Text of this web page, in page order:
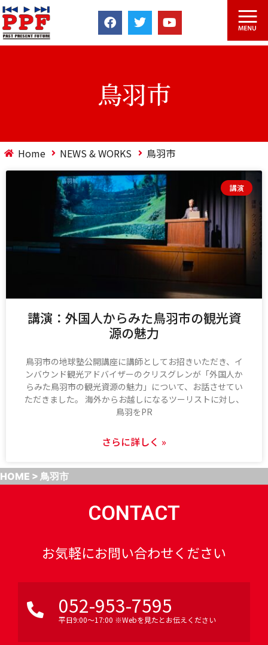
鳥羽市
Home NEWS & WORKS 鳥羽市
講演
講演：外国人からみた鳥羽市の観光資
源の魅力
鳥羽市の地球塾公開講座に講師としてお招きいただき、イ
ンバウンド観光アドバイザーのクリスグレンが「外国人か
らみた鳥羽市の観光資源の魅力」について、お話させてい
ただきました。 海外からお越しになるツーリストに対し、
鳥羽をPR
さらに詳しく »
HOME > 鳥羽市
CONTACT
お気軽にお問い合わせください
052-953-7595
平日9:00〜17:00 ※Webを見たとお伝えください